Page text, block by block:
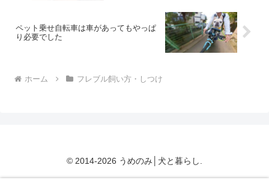
ペット乗せ自転車は車があってもやっぱ
り必要でした
ホーム フレブル飼い方・しつけ
© 2014-2026 うめのみ│犬と暮らし.